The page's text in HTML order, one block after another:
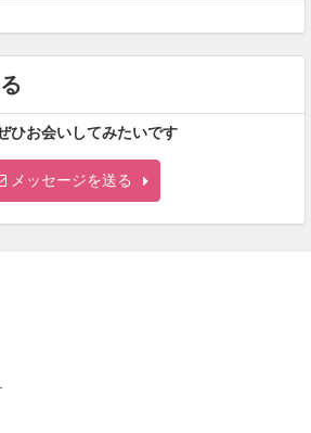
ひお会いしてみたいです
メッセージを送る